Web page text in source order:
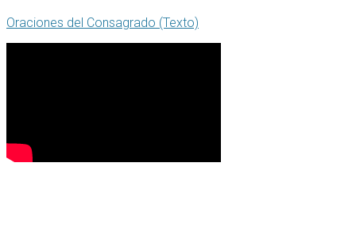
Oraciones del Consagrado (Texto)